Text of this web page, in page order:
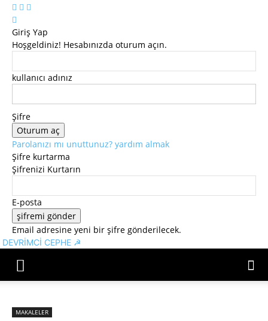
Giriş Yap
Hoşgeldiniz! Hesabınızda oturum açın.
kullanıcı adınız
Şifre
Parolanızı mı unuttunuz? yardım almak
Şifre kurtarma
Şifrenizi Kurtarın
E-posta
Email adresine yeni bir şifre gönderilecek.
DEVRİMCİ CEPHE ☭
MAKALELER